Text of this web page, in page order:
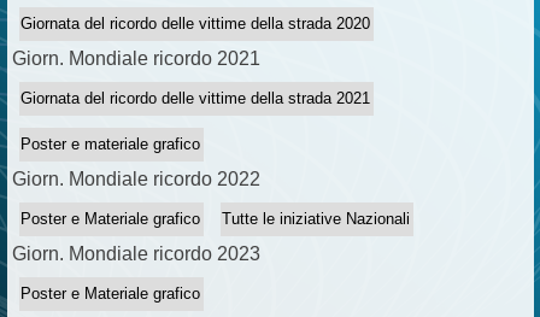
Giornata del ricordo delle vittime della strada 2020
Giorn. Mondiale ricordo 2021
Giornata del ricordo delle vittime della strada 2021
Poster e materiale grafico
Giorn. Mondiale ricordo 2022
Poster e Materiale grafico Tutte le iniziative Nazionali
Giorn. Mondiale ricordo 2023
Poster e Materiale grafico